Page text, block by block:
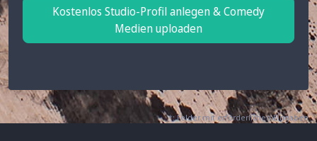
Kostenlos Studio-Profil anlegen & Comedy
Medien uploaden
*: Felder mit erforderlichen Eingaben